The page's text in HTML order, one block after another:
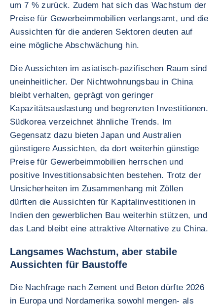
um 7 % zurück. Zudem hat sich das Wachstum der
Preise für Gewerbeimmobilien verlangsamt, und die
Aussichten für die anderen Sektoren deuten auf
eine mögliche Abschwächung hin.
Die Aussichten im asiatisch-pazifischen Raum sind
uneinheitlicher. Der Nichtwohnungsbau in China
bleibt verhalten, geprägt von geringer
Kapazitätsauslastung und begrenzten Investitionen.
Südkorea verzeichnet ähnliche Trends. Im
Gegensatz dazu bieten Japan und Australien
günstigere Aussichten, da dort weiterhin günstige
Preise für Gewerbeimmobilien herrschen und
positive Investitionsabsichten bestehen. Trotz der
Unsicherheiten im Zusammenhang mit Zöllen
dürften die Aussichten für Kapitalinvestitionen in
Indien den gewerblichen Bau weiterhin stützen, und
das Land bleibt eine attraktive Alternative zu China.
Langsames Wachstum, aber stabile
Aussichten für Baustoffe
Die Nachfrage nach Zement und Beton dürfte 2026
in Europa und Nordamerika sowohl mengen- als